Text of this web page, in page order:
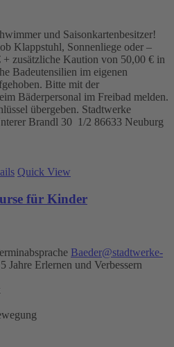
und Saisonkartenbesitzer!
Klappstuhl, Sonnenliege oder –
zusätzliche Kaution von 50,00 € in
Badeutensilien im eigenen
Bitte mit der
Bäderpersonal im Freibad melden.
übergeben. Stadtwerke
Brandl 30 1/2 86633 Neuburg
Quick View
für Kinder
Baeder@stadtwerke-
Jahre Erlernen und Verbessern